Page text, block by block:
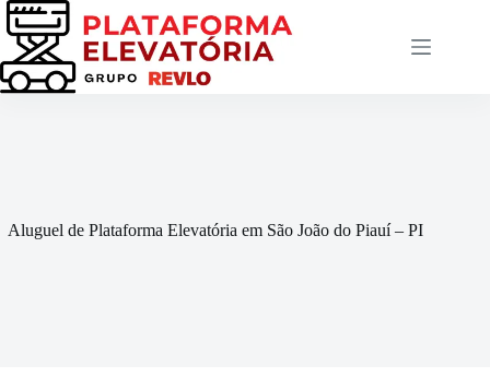
Pular
para
conteúdo
Aluguel de Plataforma Elevatória em São João do Piauí – PI